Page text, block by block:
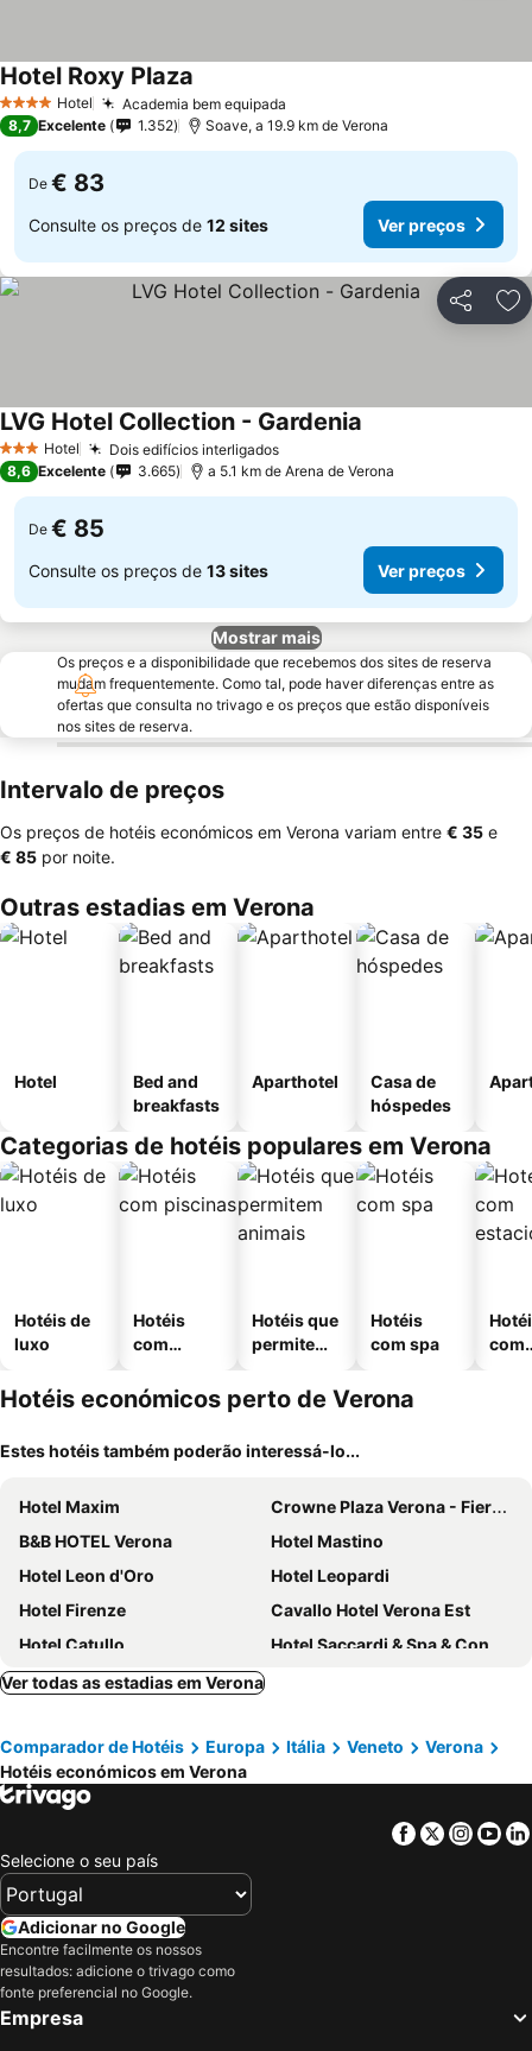
4 EstrelasHotel Academia bem equipada
Hotel Roxy Plaza
8,7 Excelente 1.352 Soave, a 19.9 km de Verona
De € 83
Consulte os preços de 12 sites Ver preços
Partilhar
3 EstrelasHotel Dois edifícios interligadosVer preços
LVG Hotel Collection - Gardenia
8,6 Excelente 3.665 a 5.1 km de Arena de Verona
De € 85
Consulte os preços de 13 sites Ver preços
Mostrar mais
Os preços e a disponibilidade que recebemos dos sites de reserva
mudam frequentemente. Como tal, pode haver diferenças entre as
ofertas que consulta no trivago e os preços que estão disponíveis
nos sites de reserva.
Intervalo de preços
Os preços de hotéis económicos em Verona variam entre ‎€ 35 e
‎€ 85 por noite.
Outras estadias em Verona
Hotel
Bed and
breakfasts
Aparthotel
Casa de
hóspedes
Categorias de hotéis populares em Verona
Hotéis de
luxo
Hotéis
com
Hotéis que
permitem
Hotéis
com spa
com
Hotéis económicos perto de Verona
Estes hotéis também poderão interessá-lo...
Hotel Maxim
Crowne Plaza Verona - Fiera By Ihg
B&B HOTEL Verona
Hotel Mastino
Hotel Leon d'Oro
Hotel Leopardi
Hotel Firenze
Cavallo Hotel Verona Est
Hotel Catullo
Hotel Saccardi & Spa & Congress - Adults Only
Hotel La Carica
Hotel Verona
Leonardo Hotel Verona
Best Western CTC Hotel Verona
Hotel San Luca
Hotel Palace Verona
Active Hotel Paradiso & Golf
Hotel Porta Palio
Hotel Milano & SPA
Ark Hotel
Hotel Arena
Hotel Brandoli
Hotel Giulietta e Romeo
Ver todas as estadias em Verona
Comparador de Hotéis Europa Itália Veneto
Verona
Hotéis económicos em Verona
Facebook
Twitter
Selecione o seu país
Adicionar no Google
Encontre facilmente os nossos
resultados: adicione o trivago como
fonte preferencial no Google.
Empresa